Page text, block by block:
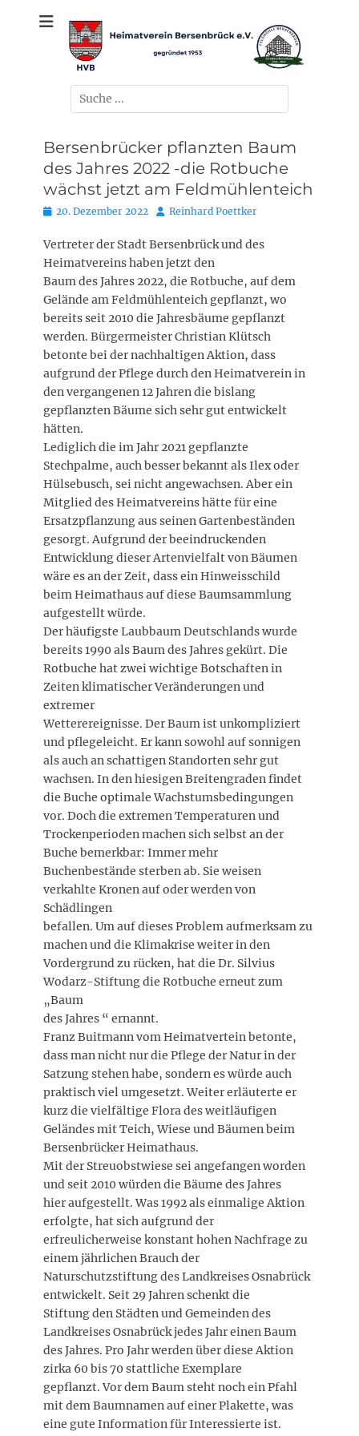
Heimatverein
Bersenbrück e.V.
gegründet 1953
Suchen
nach:
Bersenbrücker pflanzten Baum
des Jahres 2022 -die Rotbuche
wächst jetzt am Feldmühlenteich
Posted
20. Dezember 2022 AutorReinhard Poettker
Vertreter der Stadt Bersenbrück und des
Heimatvereins haben jetzt den
Baum des Jahres 2022, die Rotbuche, auf dem
Gelände am Feldmühlenteich gepflanzt, wo
bereits seit 2010 die Jahresbäume gepflanzt
werden. Bürgermeister Christian Klütsch
betonte bei der nachhaltigen Aktion, dass
aufgrund der Pflege durch den Heimatverein in
den vergangenen 12 Jahren die bislang
gepflanzten Bäume sich sehr gut entwickelt
hätten.
Lediglich die im Jahr 2021 gepflanzte
Stechpalme, auch besser bekannt als Ilex oder
Hülsebusch, sei nicht angewachsen. Aber ein
Mitglied des Heimatvereins hätte für eine
Ersatzpflanzung aus seinen Gartenbeständen
gesorgt. Aufgrund der beeindruckenden
Entwicklung dieser Artenvielfalt von Bäumen
wäre es an der Zeit, dass ein Hinweisschild
beim Heimathaus auf diese Baumsammlung
aufgestellt würde.
Der häufigste Laubbaum Deutschlands wurde
bereits 1990 als Baum des Jahres gekürt. Die
Rotbuche hat zwei wichtige Botschaften in
Zeiten klimatischer Veränderungen und
extremer
Wetterereignisse. Der Baum ist unkompliziert
und pflegeleicht. Er kann sowohl auf sonnigen
als auch an schattigen Standorten sehr gut
wachsen. In den hiesigen Breitengraden findet
die Buche optimale Wachstumsbedingungen
vor. Doch die extremen Temperaturen und
Trockenperioden machen sich selbst an der
Buche bemerkbar: Immer mehr
Buchenbestände sterben ab. Sie weisen
verkahlte Kronen auf oder werden von
Schädlingen
befallen. Um auf dieses Problem aufmerksam zu
machen und die Klimakrise weiter in den
Vordergrund zu rücken, hat die Dr. Silvius
Wodarz-Stiftung die Rotbuche erneut zum
„Baum
des Jahres “ ernannt.
Franz Buitmann vom Heimatvertein betonte,
dass man nicht nur die Pflege der Natur in der
Satzung stehen habe, sondern es würde auch
praktisch viel umgesetzt. Weiter erläuterte er
kurz die vielfältige Flora des weitläufigen
Geländes mit Teich, Wiese und Bäumen beim
Bersenbrücker Heimathaus.
Mit der Streuobstwiese sei angefangen worden
und seit 2010 würden die Bäume des Jahres
hier aufgestellt. Was 1992 als einmalige Aktion
erfolgte, hat sich aufgrund der
erfreulicherweise konstant hohen Nachfrage zu
einem jährlichen Brauch der
Naturschutzstiftung des Landkreises Osnabrück
entwickelt. Seit 29 Jahren schenkt die
Stiftung den Städten und Gemeinden des
Landkreises Osnabrück jedes Jahr einen Baum
des Jahres. Pro Jahr werden über diese Aktion
zirka 60 bis 70 stattliche Exemplare
gepflanzt. Vor dem Baum steht noch ein Pfahl
mit dem Baumnamen auf einer Plakette, was
eine gute Information für Interessierte ist.